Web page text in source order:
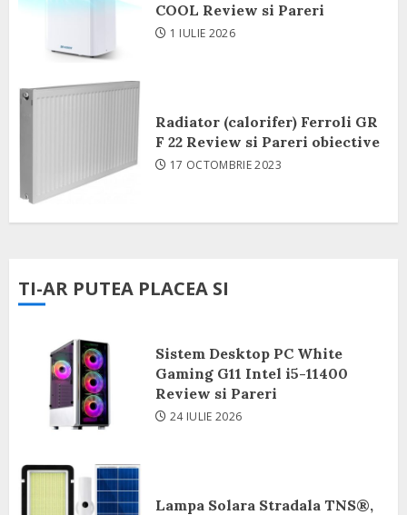
COOL Review si Pareri
1 IULIE 2026
Radiator (calorifer) Ferroli GR
F 22 Review si Pareri obiective
17 OCTOMBRIE 2023
TI-AR PUTEA PLACEA SI
Sistem Desktop PC White
Gaming G11 Intel i5-11400
Review si Pareri
24 IULIE 2026
Lampa Solara Stradala TNS®,